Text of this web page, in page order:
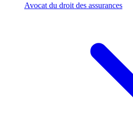
Avocat du droit des assurances